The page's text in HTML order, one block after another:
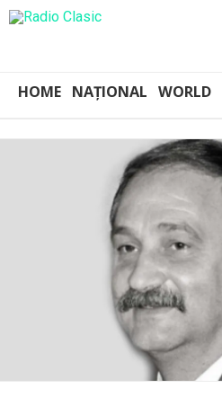
HOME NAȚIONAL WORLD